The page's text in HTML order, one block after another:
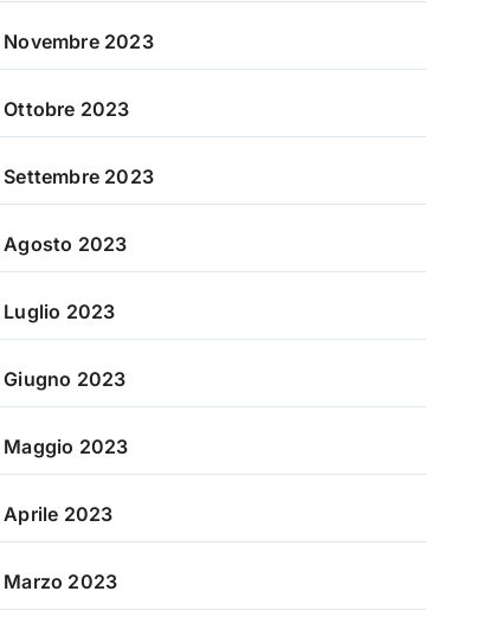
Novembre 2023
Ottobre 2023
Settembre 2023
Agosto 2023
Luglio 2023
Giugno 2023
Maggio 2023
Aprile 2023
Marzo 2023